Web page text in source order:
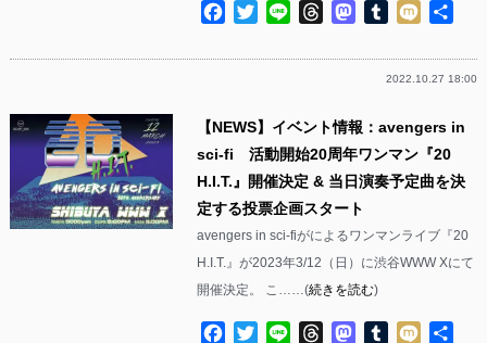
Facebook
TwitterLine ThreadsMastodon
Tumblr
Mixi
2022.10.27 18:00
【NEWS】イベント情報：avengers in
sci-fi 活動開始20周年ワンマン『20
H.I.T.』開催決定 & 当日演奏予定曲を決
定する投票企画スタート
avengers in sci-fiがによるワンマンライブ『20
H.I.T.』が2023年3/12（日）に渋谷WWW Xにて
開催決定。 こ……(続きを読む)
Facebook
TwitterLine ThreadsMastodon
Tumblr
Mixi